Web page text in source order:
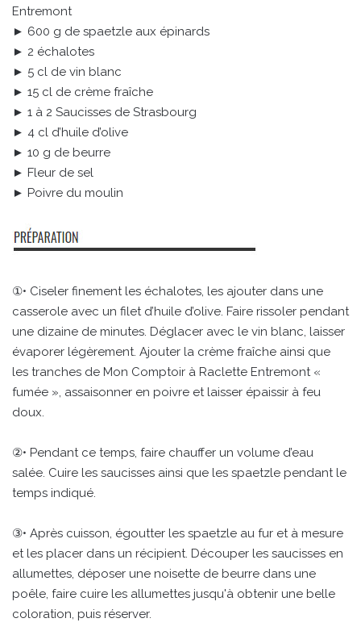
Entremont
► 600 g de spaetzle aux épinards
► 2 échalotes
► 5 cl de vin blanc
► 15 cl de crème fraîche
► 1 à 2 Saucisses de Strasbourg
► 4 cl d’huile d’olive
► 10 g de beurre
► Fleur de sel
► Poivre du moulin
①• Ciseler finement les échalotes, les ajouter dans une
casserole avec un filet d’huile d’olive. Faire rissoler pendant
une dizaine de minutes. Déglacer avec le vin blanc, laisser
évaporer légèrement. Ajouter la crème fraîche ainsi que
les tranches de Mon Comptoir à Raclette Entremont «
fumée », assaisonner en poivre et laisser épaissir à feu
doux.
②• Pendant ce temps, faire chauffer un volume d’eau
salée. Cuire les saucisses ainsi que les spaetzle pendant le
temps indiqué.
③• Après cuisson, égoutter les spaetzle au fur et à mesure
et les placer dans un récipient. Découper les saucisses en
allumettes, déposer une noisette de beurre dans une
poêle, faire cuire les allumettes jusqu'à obtenir une belle
coloration, puis réserver.